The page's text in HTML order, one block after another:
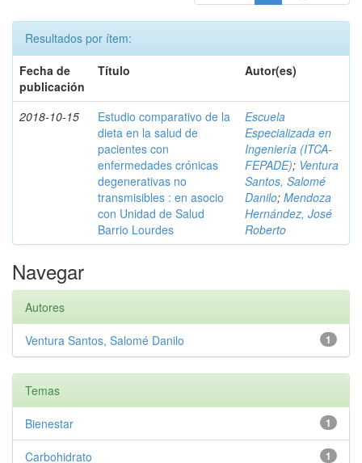
Resultados por ítem:
Fecha de
publicación
Título Autor(es)
2018-10-15
Estudio comparativo de la
dieta en la salud de
pacientes con
enfermedades crónicas
degenerativas no
transmisibles : en asocio
con Unidad de Salud
Barrio Lourdes
Escuela
Especializada en
Ingeniería (ITCA-
FEPADE); Ventura
Santos, Salomé
Danilo; Mendoza
Hernández, José
Roberto
Navegar
Autores
1
Ventura Santos, Salomé Danilo
Temas
1
Bienestar
1
Carbohidrato